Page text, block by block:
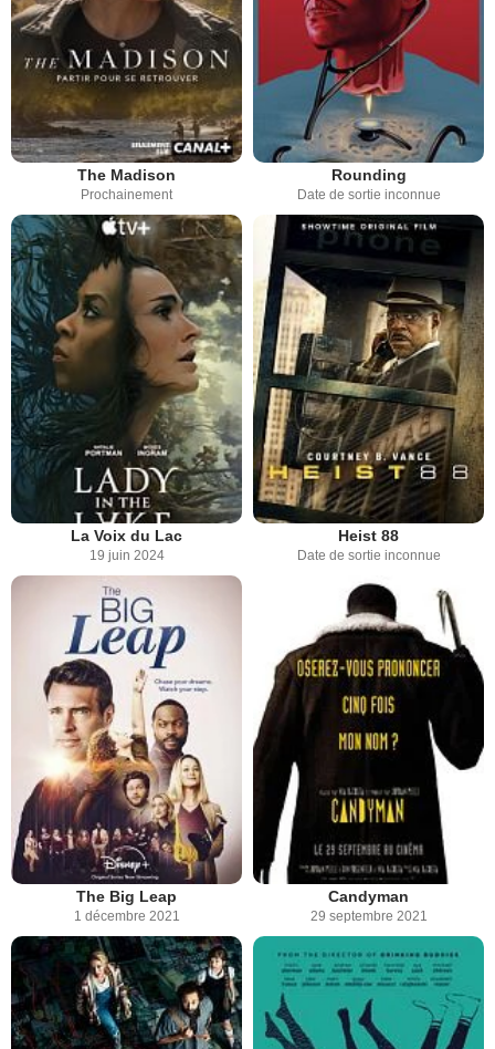
The Madison
Prochainement
Rounding
Date de sortie inconnue
La Voix du Lac
19 juin 2024
Heist 88
Date de sortie inconnue
The Big Leap
1 décembre 2021
Candyman
29 septembre 2021